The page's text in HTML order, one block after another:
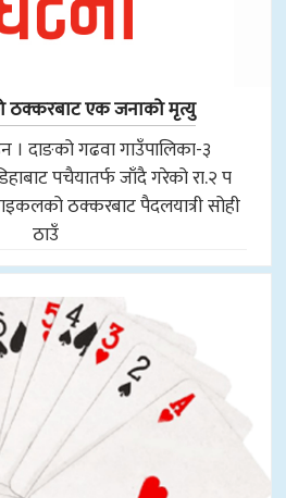
ठक्करबाट एक जनाको मृत्यु
। दाङको गढवा गाउँपालिका-३
पचैयातर्फ जाँदै गरेको रा.२ प
ठक्करबाट पैदलयात्री सोही
ठाउँ